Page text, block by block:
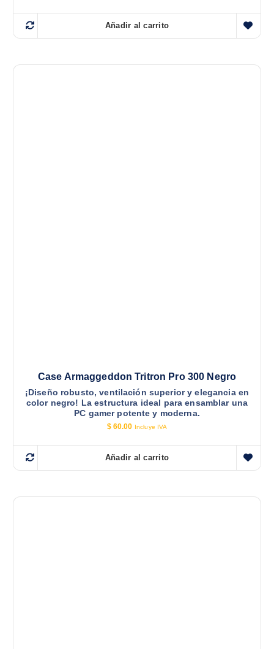
Añadir al carrito
Case Armaggeddon Tritron Pro 300 Negro
¡Diseño robusto, ventilación superior y elegancia en
color negro! La estructura ideal para ensamblar una
PC gamer potente y moderna.
$60.00 Incluye IVA
Añadir al carrito